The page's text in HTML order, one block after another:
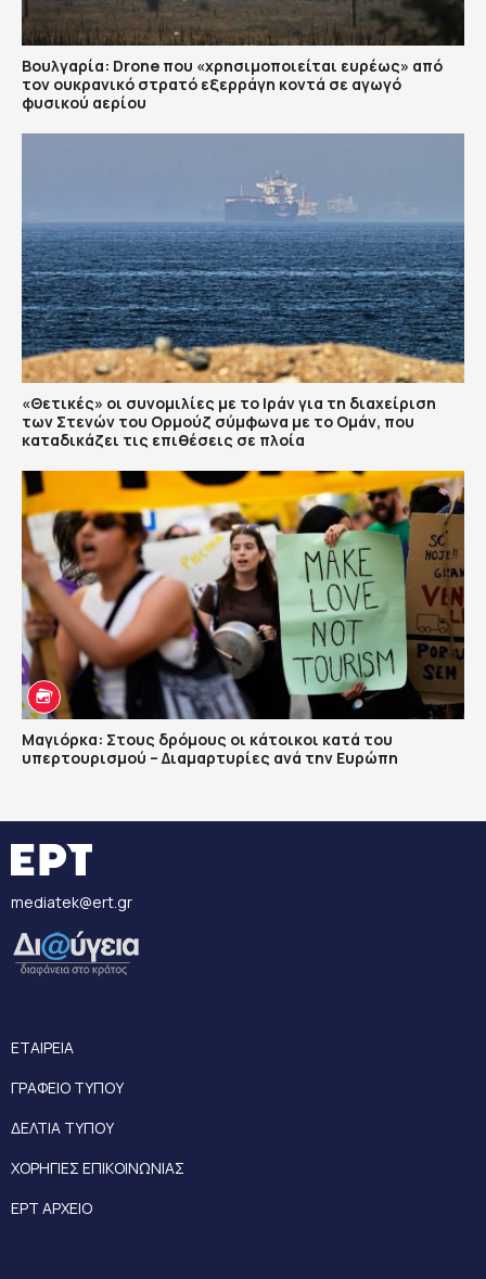
Βουλγαρία: Drone που «χρησιμοποιείται ευρέως» από
τον ουκρανικό στρατό εξερράγη κοντά σε αγωγό
φυσικού αερίου
«Θετικές» οι συνομιλίες με το Ιράν για τη διαχείριση
των Στενών του Ορμούζ σύμφωνα με το Ομάν, που
καταδικάζει τις επιθέσεις σε πλοία
Μαγιόρκα: Στους δρόμους οι κάτοικοι κατά του
υπερτουρισμού – Διαμαρτυρίες ανά την Ευρώπη
mediatek@ert.gr
ΕΤΑΙΡΕΙΑ
ΓΡΑΦΕΙΟ ΤΥΠΟΥ
ΔΕΛΤΙΑ ΤΥΠΟΥ
ΧΟΡΗΓΙΕΣ ΕΠΙΚΟΙΝΩΝΙΑΣ
ΕΡΤ ΑΡΧΕΙΟ